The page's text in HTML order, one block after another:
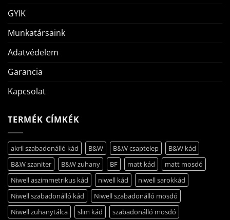
GYIK
Munkatársaink
Adatvédelem
Garancia
Kapcsolat
TERMÉK CÍMKÉK
akril szabadonálló kád B&W B&W csaptelep
B&W kád
B&W szaniter
B&W zuhany BF matt kád
matt mosdó
Niwell aszimmetrikus kád
niwell kád
niwell sarokkád
Niwell szabadonálló kád
Niwell szabadonálló mosdó
Niwell zuhanytálca
slim kád szabadonálló mosdó